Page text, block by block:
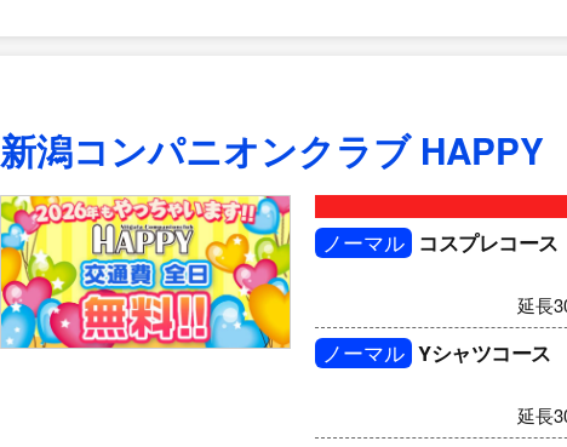
新潟コンパニオンクラブ HAPPY
ノーマル コスプレコース
延長
ノーマル Yシャツコース
延長